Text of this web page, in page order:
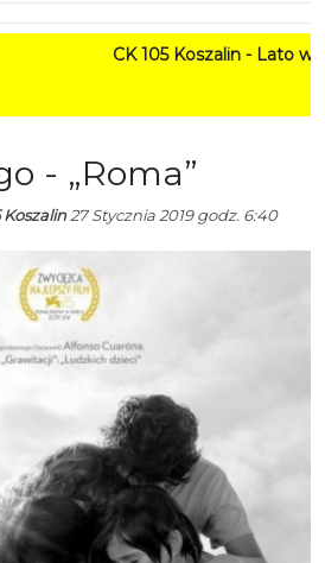
CK 105 Koszalin - Lato w Mieście
- „Roma”
Koszalin27 Stycznia 2019 godz. 6:40